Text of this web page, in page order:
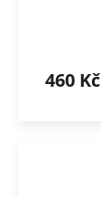
460 Kč